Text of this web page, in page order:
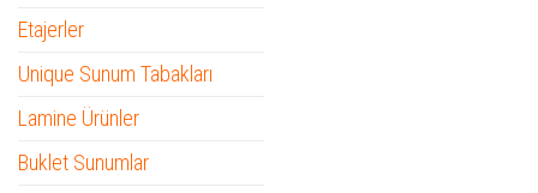
Etajerler
Unique Sunum Tabakları
Lamine Ürünler
Buklet Sunumlar